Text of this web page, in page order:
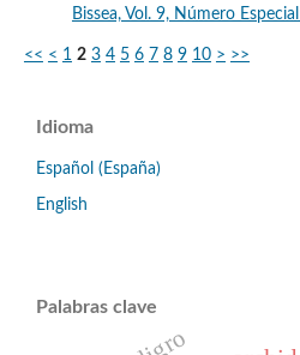
Bissea, Vol. 9, Número
<< < 1 2 3 4 5 6 7 8 9 10 > >>
Idioma
Español (España)
English
Palabras clave